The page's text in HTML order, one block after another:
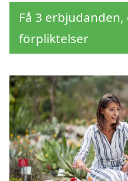
Få 3
förpliktelser